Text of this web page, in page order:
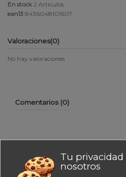
En stock 2 Artículos
ean13 8436048101607
Valoraciones(0)
No hay valoraciones
Comentarios (0)
No hay reseñas de clientes
Tu
nosotros